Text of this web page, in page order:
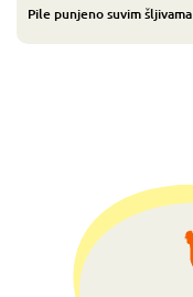
Pile punjeno suvim šljivama